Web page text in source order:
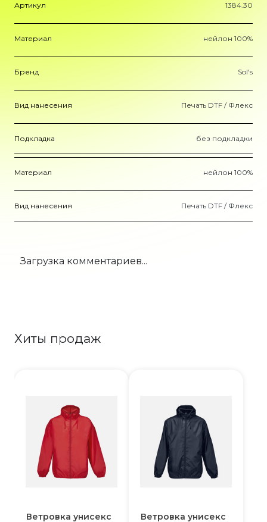
Артикул 1384.30
Материал нейлон 100%
Бренд Sol's
Вид нанесения Печать DTF / Флекс
Подкладка без подкладки
Материал нейлон 100%
Вид нанесения Печать DTF / Флекс
Загрузка комментариев...
Хиты продаж
Ветровка унисекс
Ветровка унисекс